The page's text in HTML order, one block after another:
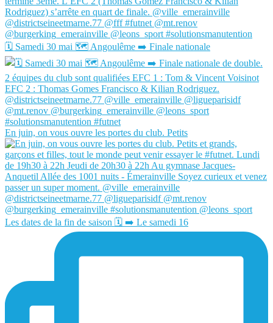
🗓️ Samedi 30 mai 🗺️ Angoulême ➡️ Finale nationale
En juin, on vous ouvre les portes du club. Petits
Les dates de la fin de saison 🗓️ ➡️ Le samedi 16